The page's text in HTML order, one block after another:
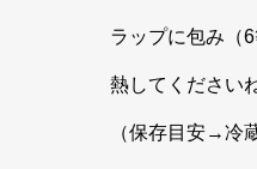
ラップに包み（
熱してください
（保存目安→冷